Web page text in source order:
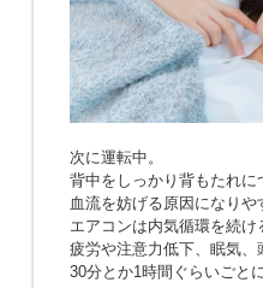
次に運転中。
背中をしっかり背もたれ
血流を妨げる原因になり
エアコンは内気循環を続け
疲労や注意力低下、眠気
30分とか1時間ぐらいごと